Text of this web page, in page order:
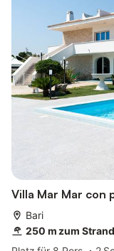
Villa Mar Mar con
Bari
250 m zum Strand